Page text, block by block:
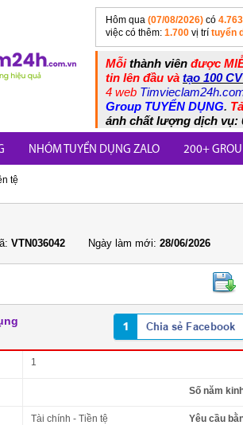
Hôm qua (07/08/2026) có 4.763
việc có thêm: 1.700 vị trí tuyển
Mỗithành viên được
tin lên đầu và tạo 100
4 web
Group TUYỂN DỤNG.
ánh chất lượng dịch vụ:
NHÓM TUYỂN DỤNG ZALO 200+
tệ
VTN036042 Ngày làm mới: 28/06/2026
1
Số năm
Tài chính - Tiền tệ Yêu cầu